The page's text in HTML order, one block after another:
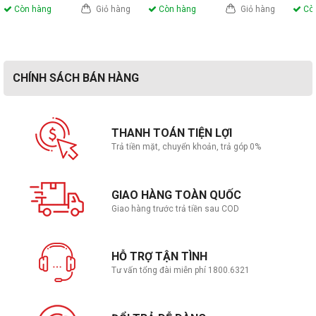
mượt mà, phù hợp với mọi loại sàn, thảm,...Không gây ồn trong quá
Vật dụng này sẽ giúp người dùng để tai nghe được đúng vị trí, bảo
quản tai nghe tốt hơn, vừa giúp góc làm việc được gọn gàng hơn, lại
mang concept chủ đạo là về Corsair nên Corsair ST100 RGB +
Còn hàng Giỏ hàng Còn hàng Giỏ hàng
CHÍNH SÁCH BÁN HÀNG
THANH TOÁN TIỆN LỢI
Trả tiền mặt, chuyển khoản, trả góp 0%
GIAO HÀNG TOÀN QUỐC
Giao hàng trước trả tiền sau COD
HỖ TRỢ TẬN TÌNH
Tư vấn tổng đài miễn phí 1800.6321